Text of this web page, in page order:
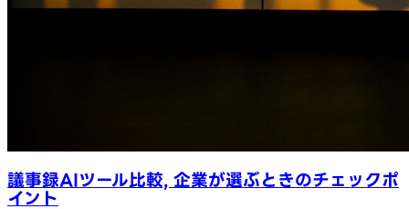
議事録AIツール比較, 企業が選ぶときのチェックポ
イント